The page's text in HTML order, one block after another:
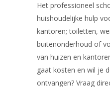
Het professioneel
huishoudelijke hulp
kantoren; toiletten,
buitenonderhoud of
van huizen en
gaat kosten en wil je
ontvangen? Vraag